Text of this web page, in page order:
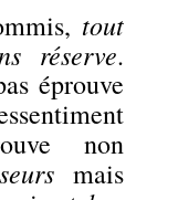
tout
réserve.
éprouve
non
mais